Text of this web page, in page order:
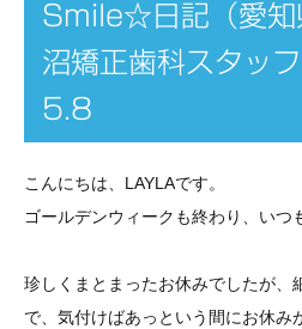
Smile☆日記（愛知
沼矯正歯科スタッ
5.8
こんにちは、LAYLAです。
ゴールデンウィークも終わり、いつ
珍しくまとまったお休みでしたが、
で、気付けばあっという間にお休み